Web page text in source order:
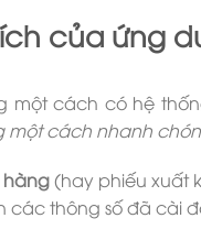
ích của ứng
một cách có hệ
một cách nhanh
hàng(hay phiếu xuất
các thông số đã cài